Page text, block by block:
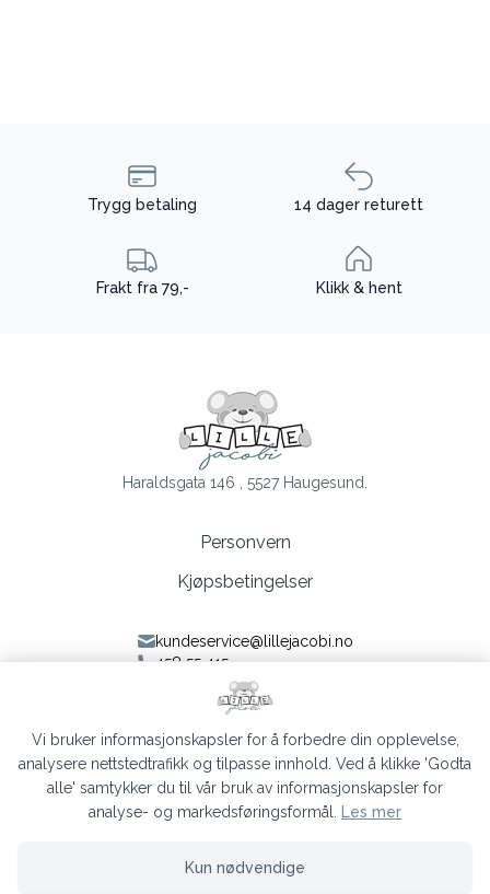
Trygg betaling 14 dager returett
Frakt fra 79,- Klikk & hent
Haraldsgata 146 , 5527 Haugesund.
Personvern
Kjøpsbetingelser
kundeservice@lillejacobi.no
458 55 415
Følg oss på Facebook
Følg oss på Instagram
Vi bruker informasjonskapsler for å forbedre din opplevelse,
analysere nettstedtrafikk og tilpasse innhold. Ved å klikke 'Godta
alle' samtykker du til vår bruk av informasjonskapsler for
analyse- og markedsføringsformål.
Les mer
Kun nødvendige